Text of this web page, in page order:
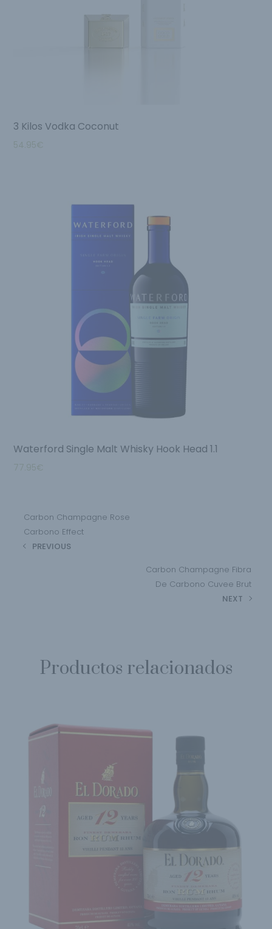
3 Kilos Vodka Coconut
54.95€
Waterford Single Malt Whisky Hook Head 1.1
77.95€
Carbon Champagne Rose
Carbono Effect
PREVIOUS
Carbon Champagne Fibra
De Carbono Cuvee Brut
NEXT
Productos relacionados